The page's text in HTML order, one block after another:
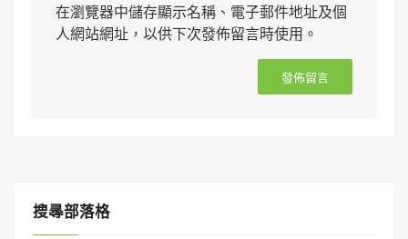
在瀏覽器中儲存顯示名稱、電子郵件地址及個
人網站網址，以供下次發佈留言時使用。
搜㝷部落格